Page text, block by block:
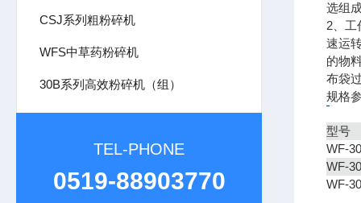
CSJ系列粗粉碎机
WFS中草药粉碎机
30B系列高效粉碎机（组）
TEL-PHONE
0519-88903770
选组
2、工
速运
的物
布袋
规格
型号
WF-
WF-
WF-